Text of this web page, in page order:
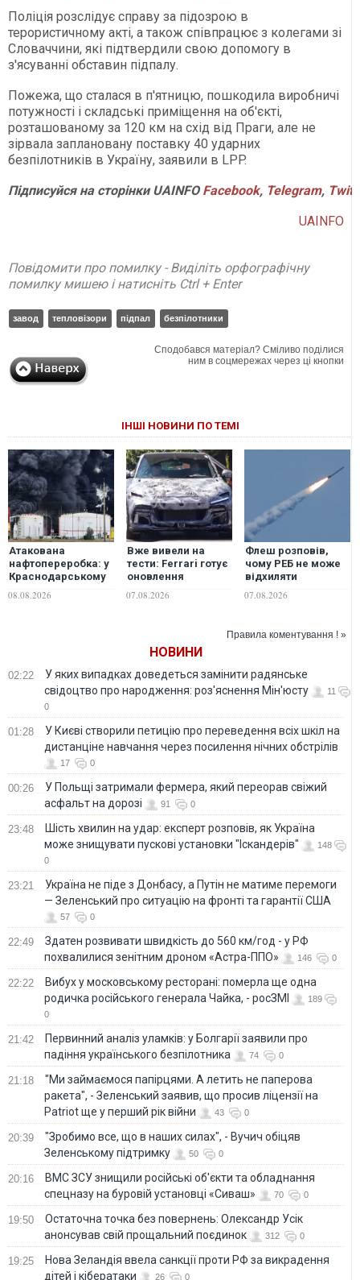
Поліція розслідує справу за підозрою в
терористичному акті, а також співпрацює з колегами зі
Словаччини, які підтвердили свою допомогу в
з'ясуванні обставин підпалу.
Пожежа, що сталася в п'ятницю, пошкодила виробничі
потужності і складські приміщення на об'єкті,
розташованому за 120 км на схід від Праги, але не
зірвала заплановану поставку 40 ударних
безпілотників в Україну, заявили в LPP.
ПідписуйсянасторінкиUAINFO Facebook, Telegram,
UAINFO
Повідомити про помилку - Виділіть орфографічну
помилку мишею і натисніть Ctrl + Enter
завод тепловізори підпал безпілотники
Сподобався матеріал? Сміливо поділися
ним в соцмережах через ці кнопки
ІНШІ НОВИНИ ПО ТЕМІ
Атакована
нафтопереробка: у
Краснодарському
області РФ горять
08.08.2026
Вже вивели на
тести: Ferrari готує
оновлення
Purosangue. ВІДЕО
07.08.2026
Флеш розповів,
чому РЕБ не може
відхиляти
07.08.2026
Правила коментування ! »
НОВИНИ
02:22
У яких випадках доведеться замінити радянське
свідоцтво про народження: роз'яснення Мін'юсту
11
0
01:28
У Києві створили петицію про переведення всіх шкіл на
дистанціне навчання через посилення нічних обстрілів
17 0
00:26
У Польщі затримали фермера, який переорав свіжий
асфальт на дорозі
91 0
23:48
Шість хвилин на удар: експерт розповів, як Україна
може знищувати пускові установки "Іскандерів"
148
0
23:21
Україна не піде з Донбасу, а Путін не матиме перемоги
— Зеленський про ситуацію на фронті та гарантії США
57 0
22:49
Здатен розвивати швидкість до 560 км/год - у РФ
похвалилися зенітним дроном «Астра-ППО»
146 0
22:22
Вибух у московському ресторані: померла ще одна
родичка російського генерала Чайка, - росЗМІ
189
0
21:42
Первинний аналіз уламків: у Болгарії заявили про
падіння українського безпілотника
74 0
21:18
"Ми займаємося папірцями. А летить не паперова
ракета", - Зеленський заявив, що просив ліцензії на
Patriot ще у перший рік війни
43 0
20:39
"Зробимо все, що в наших силах", - Вучич обіцяв
Зеленському підтримку
50 0
20:16
ВМС ЗСУ знищили російські об'єкти та обладнання
спецназу на буровій установці «Сиваш»
70 0
19:50
Остаточна точка без повернень: Олександр Усік
анонсував свій прощальний поєдинок
312 0
19:25
Нова Зеландія ввела санкції проти РФ за викрадення
дітей і кібератаки
26 0